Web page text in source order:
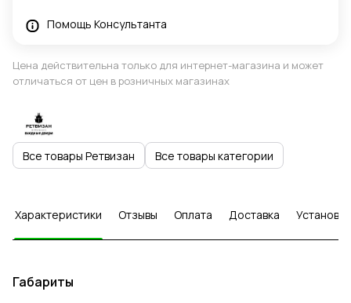
Помощь Консультанта
Цена действительна только для интернет-магазина и может
отличаться от цен в розничных магазинах
Все товары Ретвизан Все товары категории
Характеристики Отзывы Оплата Доставка Установка
Габариты